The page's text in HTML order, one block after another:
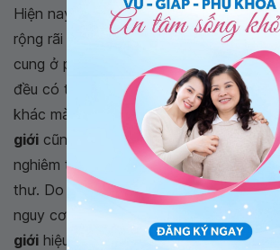
Hiện nay trong cộng đồng, virus HPV
rộng rãi như một nguyên nhân dẫn
cung ở phụ nữ. Tuy nhiên thực tế nam
đều có thể bị nhiễm HPV và truyền
khác mà không hề biết về điều đó.
giới cũng gây ra các vấn đề sức khỏe
nghiêm trọng, bao gồm sùi mào gà và
thư. Do đó phái mạnh cần nắm được
nguy cơ, cũng như cách phòng ngừa
giới hiệu quả.